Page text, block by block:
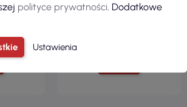
polityce prywatności. Dodatkowe
Ustawienia